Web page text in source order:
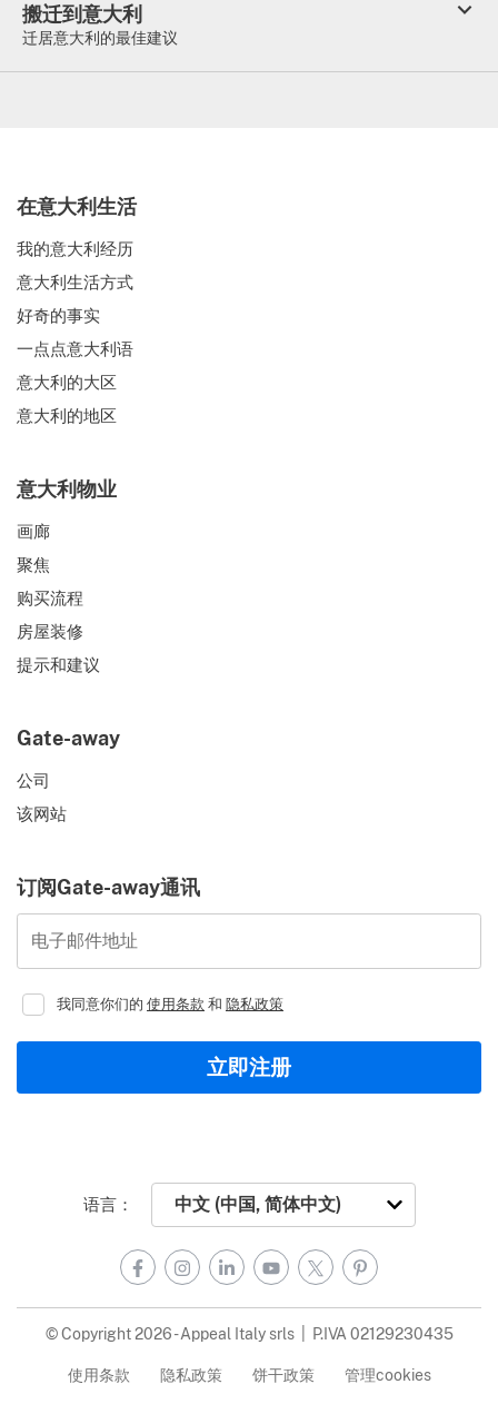
搬迁到意大利
迁居意大利的最佳建议
在意大利生活
我的意大利经历
意大利生活方式
好奇的事实
一点点意大利语
意大利的大区
意大利的地区
意大利物业
画廊
聚焦
购买流程
房屋装修
提示和建议
Gate-away
公司
该网站
订阅Gate-away通讯
电子邮件地址
我同意你们的 使用条款 和 隐私政策
立即注册
语言：
FacebookInstagram
LinkedInYouTube
X Pinterest
© Copyright 2026 - Appeal Italy srls | P.IVA 02129230435
使用条款 隐私政策 饼干政策 管理cookies